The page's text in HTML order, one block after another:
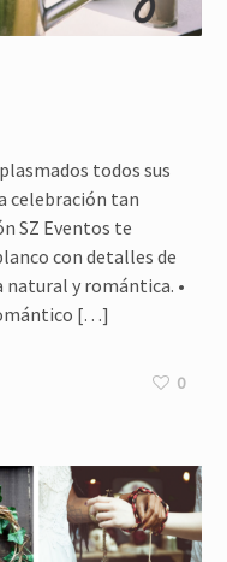
todos sus
celebración tan
SZ Eventos te
con detalles de
natural y romántica. •
[…]
0